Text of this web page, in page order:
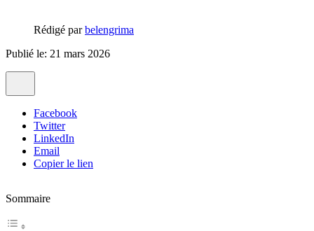
Rédigé parbelengrima
Publié le: 21 mars 2026
Facebook
Twitter
LinkedIn
Email
Copier le lien
Sommaire